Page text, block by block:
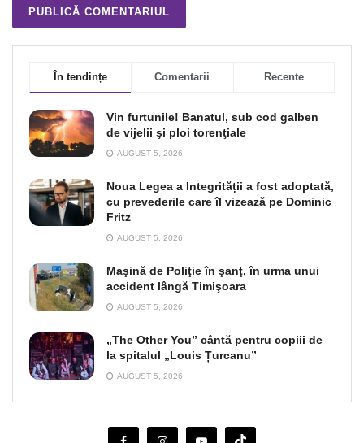
În tendințe Comentarii Recente
Vin furtunile! Banatul, sub cod galben
de vijelii şi ploi torenţiale
AUGUST 5, 2026
Noua Legea a Integrității a fost adoptată,
cu prevederile care îl vizează pe Dominic
Fritz
AUGUST 5, 2026
Maşină de Poliţie în şanţ, în urma unui
accident lângă Timişoara
AUGUST 5, 2026
„The Other You” cântă pentru copiii de
la spitalul „Louis Țurcanu”
AUGUST 5, 2026